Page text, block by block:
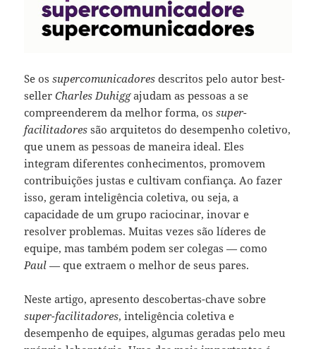
Se ossupercomunicadores descritos pelo autor best-
sellerCharles Duhiggajudam as pessoas a se
compreenderem da melhor forma, ossuper-
facilitadores são arquitetos do desempenho coletivo,
que unem as pessoas de maneira ideal. Eles
integram diferentes conhecimentos, promovem
contribuições justas e cultivam confiança. Ao fazer
isso, geram inteligência coletiva, ou seja, a
capacidade de um grupo raciocinar, inovar e
resolver problemas. Muitas vezes são líderes de
equipe, mas também podem ser colegas — como
Paul — que extraem o melhor de seus pares.
Neste artigo, apresento descobertas-chave sobre
super-facilitadores, inteligência coletiva e
desempenho de equipes, algumas geradas pelo meu